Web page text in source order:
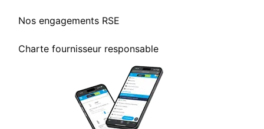
Nos engagements RSE
Charte fournisseur responsable